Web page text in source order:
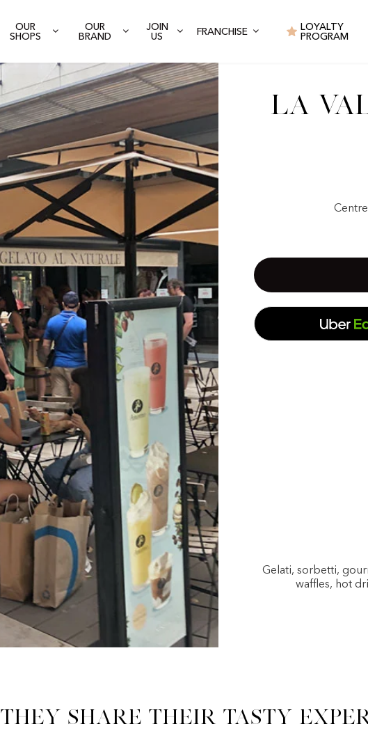
OUR
SHOPS
OUR
BRAND
JOIN
US
FRANCHISE
LOYALTY
PROGRAM
La
Gelati, sorbetti,
waffles, hot
They share their tasty